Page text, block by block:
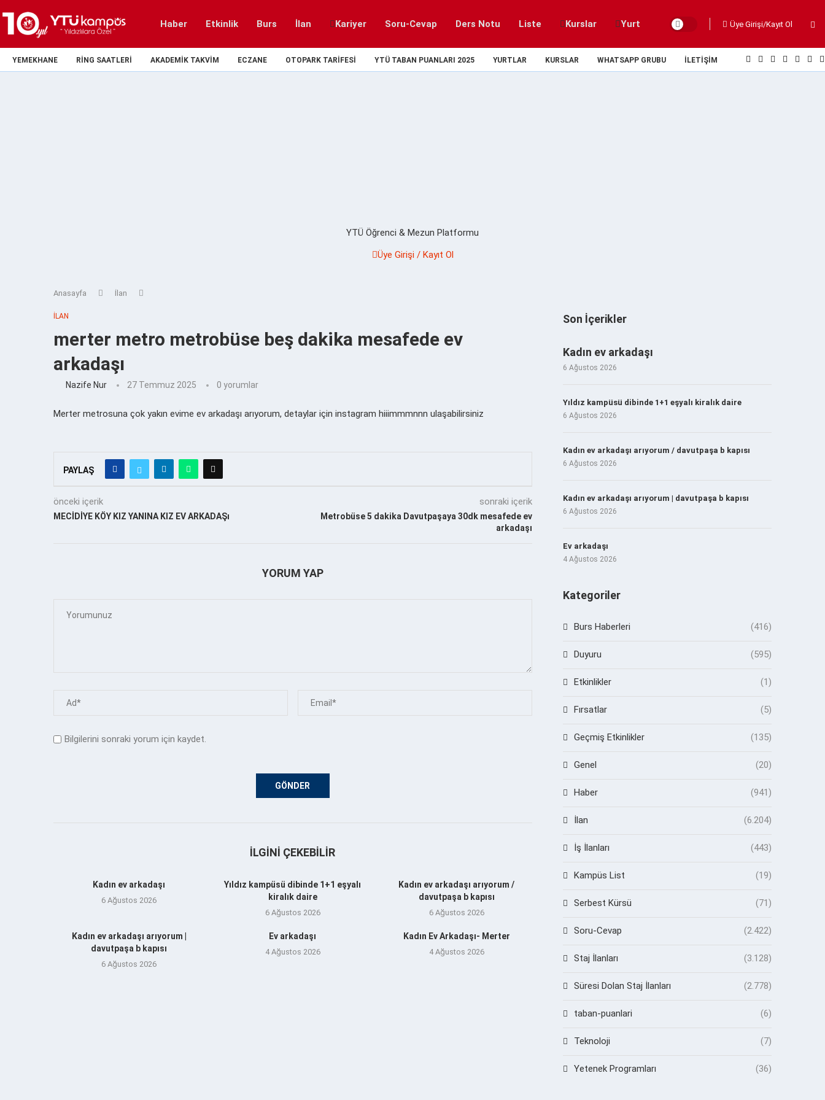
Haber Etkinlik Burs İlan Kariyer Soru-Cevap Ders Notu Liste Kurslar Yurt Üye Girişi/Kayıt Ol
YEMEKHANE RING SAATLERI AKADEMIK TAKVIM ECZANE OTOPARK TARIFESI YTÜ TABAN PUANLARI 2025 YURTLAR KURSLAR WHATSAPP GRUBU İLETIŞIM
YTÜ Öğrenci & Mezun Platformu
Üye Girişi / Kayıt Ol
Anasayfa İlan
İLAN
merter metro metrobüse beş dakika mesafede ev
arkadaşı
Nazife Nur 27 Temmuz 2025 0 yorumlar
Merter metrosuna çok yakın evime ev arkadaşı arıyorum, detaylar için instagram hiiimmmnnn ulaşabilirsiniz
PAYLAŞ
önceki içerik
MECİDİYE KÖY KIZ YANINA KIZ EV ARKADAŞı
sonraki içerik
Metrobüse 5 dakika Davutpaşaya 30dk mesafede ev
arkadaşı
YORUM YAP
Bilgilerini sonraki yorum için kaydet.
İLGINI ÇEKEBILIR
Kadın ev arkadaşı
6 Ağustos 2026
Yıldız kampüsü dibinde 1+1 eşyalı
kiralık daire
6 Ağustos 2026
Kadın ev arkadaşı arıyorum /
davutpaşa b kapısı
6 Ağustos 2026
Kadın ev arkadaşı arıyorum |
davutpaşa b kapısı
6 Ağustos 2026
Ev arkadaşı
4 Ağustos 2026
Kadın Ev Arkadaşı- Merter
4 Ağustos 2026
Son İçerikler
Kadın ev arkadaşı
6 Ağustos 2026
Yıldız kampüsü dibinde 1+1 eşyalı kiralık daire
6 Ağustos 2026
Kadın ev arkadaşı arıyorum / davutpaşa b kapısı
6 Ağustos 2026
Kadın ev arkadaşı arıyorum | davutpaşa b kapısı
6 Ağustos 2026
Ev arkadaşı
4 Ağustos 2026
Kategoriler
Burs Haberleri (416)
Duyuru (595)
Etkinlikler (1)
Fırsatlar (5)
Geçmiş Etkinlikler (135)
Genel (20)
Haber (941)
İlan (6.204)
İş İlanları (443)
Kampüs List (19)
Serbest Kürsü (71)
Soru-Cevap (2.422)
Staj İlanları (3.128)
Süresi Dolan Staj İlanları (2.778)
taban-puanlari (6)
Teknoloji (7)
Yetenek Programları (36)